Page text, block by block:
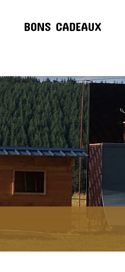
BONS CADEAUX